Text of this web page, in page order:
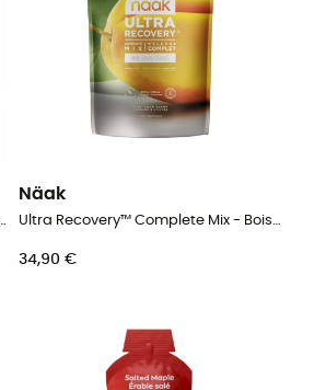
- Boisson énergétique
Näak
Ultra Recovery™ Complete Mix - Boisson énergétique
34,90 €